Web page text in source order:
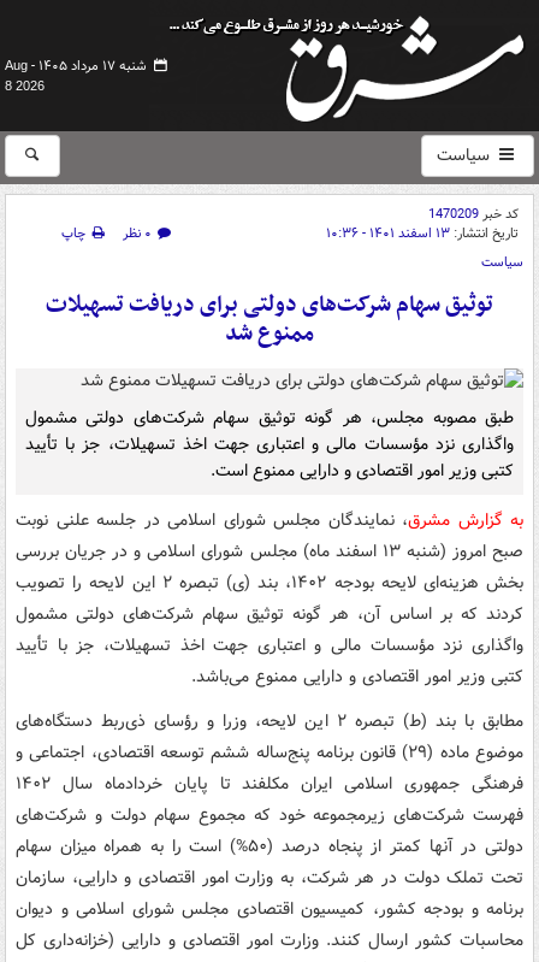
شنبه ۱۷ مرداد ۱۴۰۵ -
Aug
8 2026
سیاست
کد خبر1470209
تاریخ انتشار: ۱۳ اسفند ۱۴۰۱ - ۱۰:۳۶ ۰ نظر
چاپ
سیاست
توثیق سهام شرکت‌های دولتی برای دریافت تسهیلات
ممنوع شد
طبق مصوبه مجلس، هر گونه توثیق سهام شرکت‌های دولتی مشمول
واگذاری نزد مؤسسات مالی و اعتباری جهت اخذ تسهیلات، جز با تأیید
کتبی وزیر امور اقتصادی و دارایی ممنوع است.
به گزارش مشرق، نمایندگان مجلس شورای اسلامی در جلسه علنی نوبت
صبح امروز (شنبه ۱۳ اسفند ماه) مجلس شورای اسلامی و در جریان بررسی
بخش هزینه‌ای لایحه بودجه ۱۴۰۲، بند (ی) تبصره ۲ این لایحه را تصویب
کردند که بر اساس آن، هر گونه توثیق سهام شرکت‌های دولتی مشمول
واگذاری نزد مؤسسات مالی و اعتباری جهت اخذ تسهیلات، جز با تأیید
کتبی وزیر امور اقتصادی و دارایی ممنوع می‌باشد.
مطابق با بند (ط) تبصره ۲ این لایحه، وزرا و رؤسای ذی‌ربط دستگاه‌های
موضوع ماده (۲۹) قانون برنامه پنج‌ساله ششم توسعه اقتصادی، اجتماعی و
فرهنگی جمهوری اسلامی ایران مکلفند تا پایان خردادماه سال ۱۴۰۲
فهرست شرکت‌های زیرمجموعه خود که مجموع سهام دولت و شرکت‌های
دولتی در آنها کمتر از پنجاه درصد (۵۰%) است را به همراه میزان سهام
تحت تملک دولت در هر شرکت، به وزارت امور اقتصادی و دارایی، سازمان
برنامه و بودجه کشور، کمیسیون اقتصادی مجلس شورای اسلامی و دیوان
محاسبات کشور ارسال کنند. وزارت امور اقتصادی و دارایی (خزانه‌داری کل